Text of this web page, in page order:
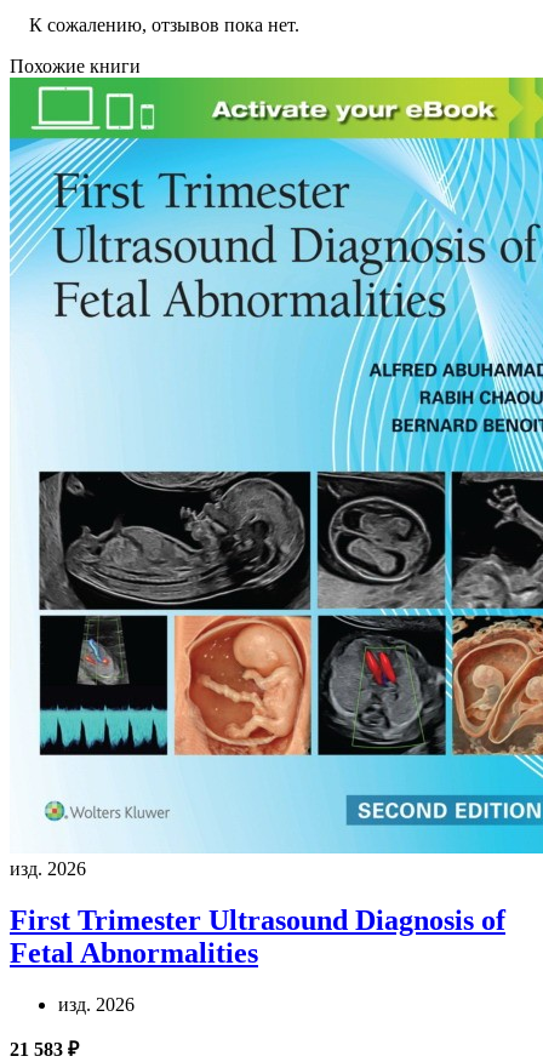
К сожалению, отзывов пока нет.
Похожие книги
изд. 2026
First Trimester Ultrasound Diagnosis of
Fetal Abnormalities
изд. 2026
21 583 ₽